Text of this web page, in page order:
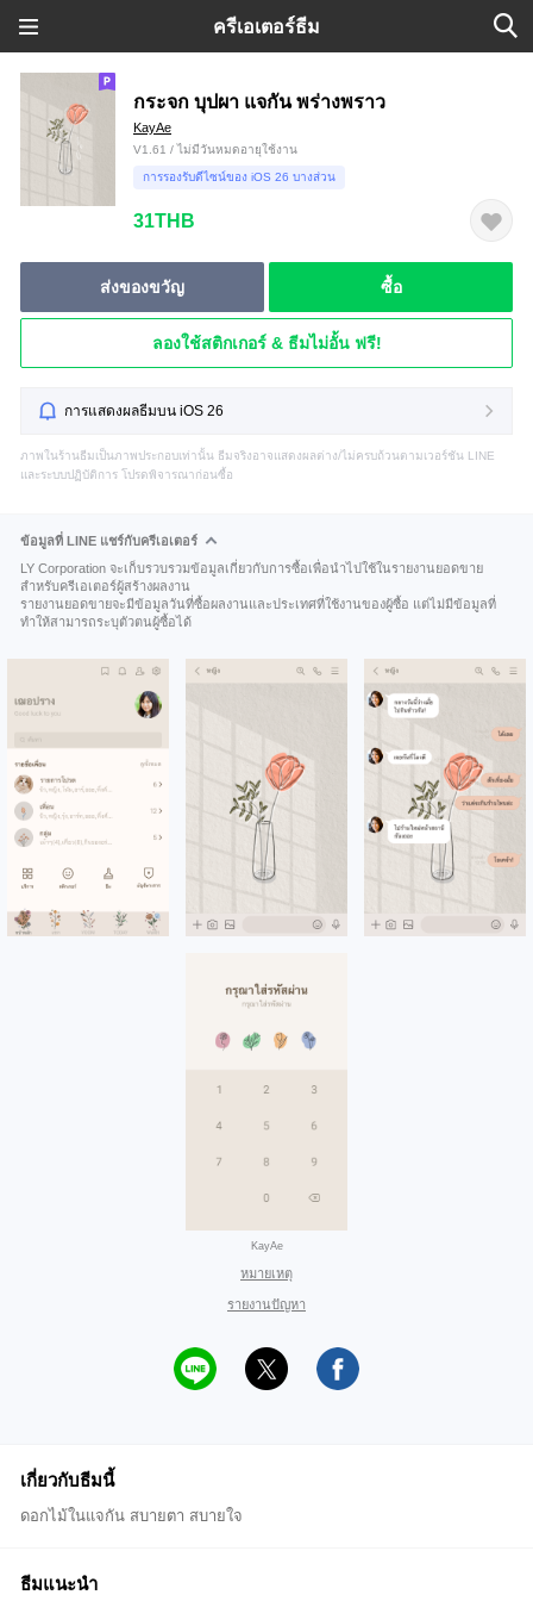
ครีเอเตอร์ธีม
กระจก บุปผา แจกัน พร่างพราว
KayAe
V1.61 / ไม่มีวันหมดอายุใช้งาน
การรองรับดีไซน์ของ iOS 26 บางส่วน
31THB
ส่งของขวัญ ซื้อ
ลองใช้สติกเกอร์ & ธีมไม่อั้น ฟรี!
การแสดงผลธีมบน iOS 26
ภาพในร้านธีมเป็นภาพประกอบเท่านั้น ธีมจริงอาจแสดงผลต่าง/ไม่ครบถ้วนตามเวอร์ชัน LINE
และระบบปฏิบัติการ โปรดพิจารณาก่อนซื้อ
ข้อมูลที่ LINE แชร์กับครีเอเตอร์
LY Corporation จะเก็บรวบรวมข้อมูลเกี่ยวกับการซื้อเพื่อนำไปใช้ในรายงานยอดขาย
สำหรับครีเอเตอร์ผู้สร้างผลงาน
รายงานยอดขายจะมีข้อมูลวันที่ซื้อผลงานและประเทศที่ใช้งานของผู้ซื้อ แต่ไม่มีข้อมูลที่
ทำให้สามารถระบุตัวตนผู้ซื้อได้
KayAe
หมายเหตุ
รายงานปัญหา
เกี่ยวกับธีมนี้
ดอกไม้ในแจกัน สบายตา สบายใจ
ธีมแนะนำ